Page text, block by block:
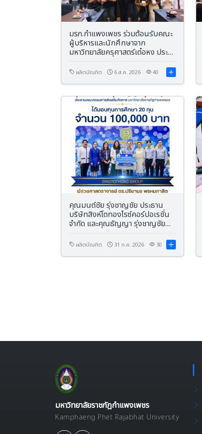
มรภ.กำแพงเพชร ร่วมต้อนรับคณะ
ผู้บริหารและนักศึกษาจาก
มหาวิทยาลัยครุศาสตร์เต๋อหง ประ
ผลิตบัณฑิต 6 ส.ค. 2026 40
คุณมนต์ชัย รุ่งชาญชัย ประธาน
บริษัทสิงห์โตทองไรซ์คอร์ปอเรชั่น
จำกัด และคุณธัญญา รุ่งชาญชัย
นักศึกษามหาวิทยาลัยราชภัฏ
กำแพงเพชร มูลค่า 100,000 บาท
ผลิตบัณฑิต 31 ก.ค. 2026 30
มหาวิทยาลัยราชภัฏกำแพงเพชร
Kamphaeng Phet Rajabhat University